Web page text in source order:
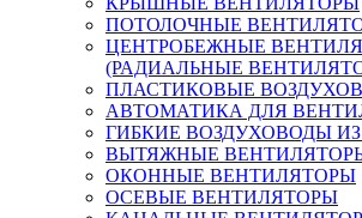
ПОТОЛОЧНЫЕ
ЦЕНТРОБЕЖНЫЕ
(РАДИАЛЬНЫЕ
ПЛАСТИКОВЫЕ
АВТОМАТИКА ДЛЯ
ГИБКИЕ ВОЗДУХОВОДЫ
ВЫТЯЖНЫЕ
ОКОННЫЕ ВЕНТИЛЯТОРЫ
ОСЕВЫЕ ВЕНТИЛЯТОРЫ